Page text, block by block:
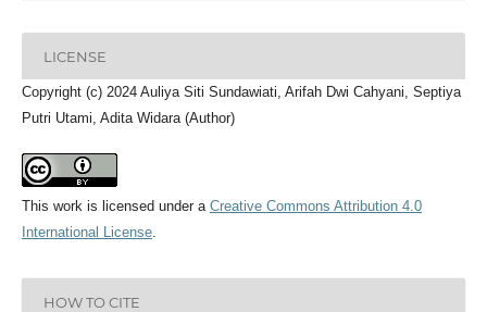
LICENSE
Copyright (c) 2024 Auliya Siti Sundawiati, Arifah Dwi Cahyani, Septiya
Putri Utami, Adita Widara (Author)
This work is licensed under a Creative Commons Attribution 4.0
International License.
HOW TO CITE